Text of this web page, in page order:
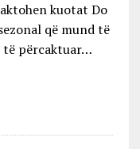
kuotat Do
që mund të
të përcaktuar…